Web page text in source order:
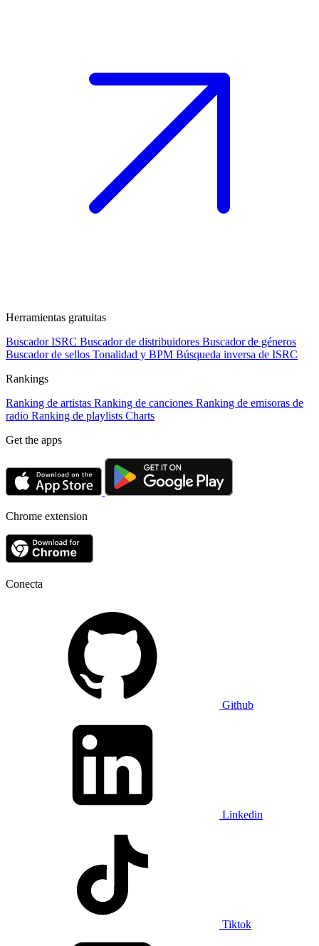
Herramientas gratuitas
Buscador ISRC Buscador de distribuidores Buscador de géneros
Buscador de sellos Tonalidad y BPM Búsqueda inversa de ISRC
Rankings
Ranking de artistas Ranking de canciones Ranking de emisoras de
radio Ranking de playlists Charts
Get the apps
Chrome extension
Conecta
Github
Linkedin
Tiktok